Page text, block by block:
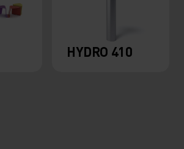
HYDRO 410